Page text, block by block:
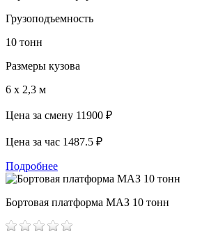
Грузоподъемность
10 тонн
Размеры кузова
6 х 2,3 м
Цена за смену 11900 ₽
Цена за час 1487.5 ₽
Подробнее
Бортовая платформа МАЗ 10 тонн